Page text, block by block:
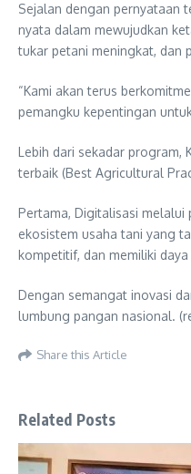
Sejalan dengan pernyataan
nyata dalam mewujudkan
tukar petani meningkat, dan
“Kami akan terus
pemangku kepentingan
Lebih dari sekadar program,
terbaik (Best Agricultural
Pertama, Digitalisasi melalui
ekosistem usaha tani yang
kompetitif, dan memiliki
Dengan semangat inovasi
lumbung pangan nasional.
Share this Article
Related Posts